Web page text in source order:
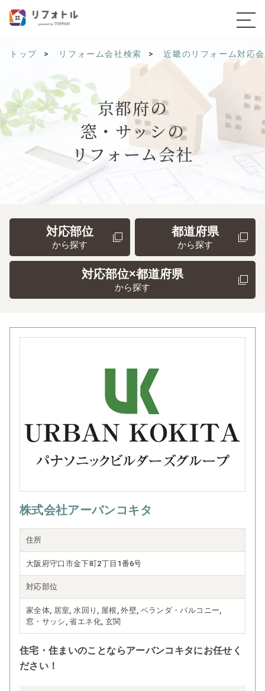
トップ リフォーム会社検索 近畿のリフォーム対応
京都府の
窓・サッシの
リフォーム会社
対応部位
から探す
都道府県
から探す
対応部位×都道府県
から探す
株式会社アーバンコキタ
住所
大阪府守口市金下町2丁目1番6号
対応部位
家全体, 居室, 水回り, 屋根, 外壁, ベランダ・バルコニー,
窓・サッシ, 省エネ化, 玄関
住宅・住まいのことならアーバンコキタにお任せく
ださい！